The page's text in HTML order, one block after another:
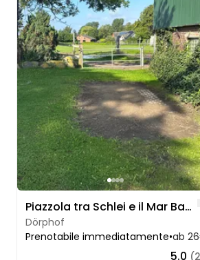
Piazzola tra Schlei e il Mar Baltico
Dörphof
Prenotabile immediatamente•ab
5.0